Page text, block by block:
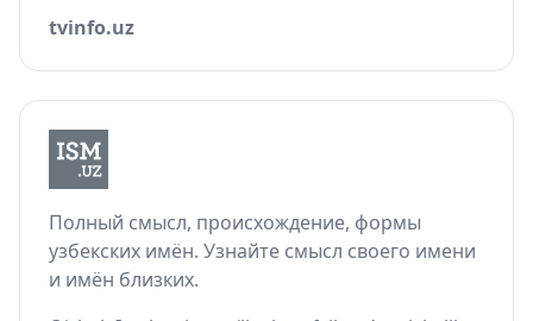
tvinfo.uz
Полный смысл, происхождение, формы
узбекских имён. Узнайте смысл своего имени
и имён близких.